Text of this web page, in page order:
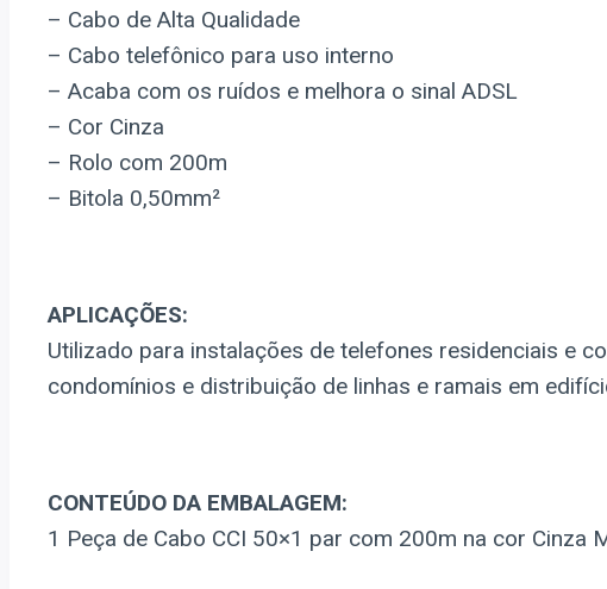
– Cabo de Alta Qualidade
– Cabo telefônico para uso interno
– Acaba com os ruídos e melhora o sinal ADSL
– Cor Cinza
– Rolo com 200m
– Bitola 0,50mm²
APLICAÇÕES:
Utilizado para instalações de telefones residenciais e
condomínios e distribuição de linhas e ramais em
CONTEÚDO DA EMBALAGEM:
1 Peça de Cabo CCI 50×1 par com 200m na cor Cinza